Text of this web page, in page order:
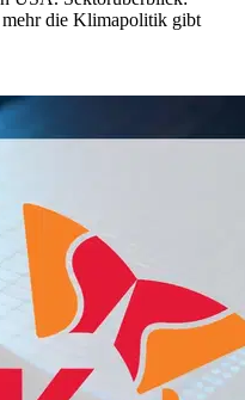
die Klimapolitik gibt